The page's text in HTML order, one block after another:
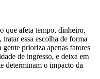
que afeta tempo, dinheiro,
essa escolha de forma
prioriza apenas fatores
de ingresso, e deixa em
determinam o impacto da